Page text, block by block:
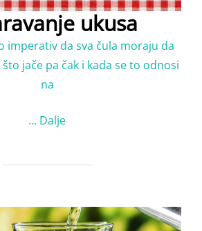
ukusa
imperativ da sva čula moraju da
jače pa čak i kada se to odnosi
na
… Dalje